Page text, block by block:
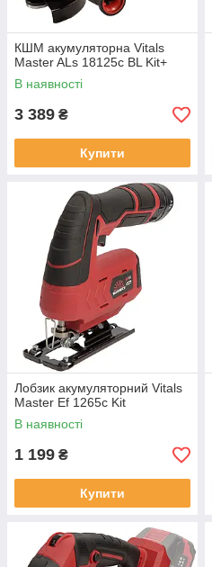
КШМ акумуляторна Vitals
Master ALs 18125c BL Kit+
В наявності
3 389 ₴
Купити
Лобзик акумуляторний Vitals
Master Ef 1265c Kit
В наявності
1 199 ₴
Купити